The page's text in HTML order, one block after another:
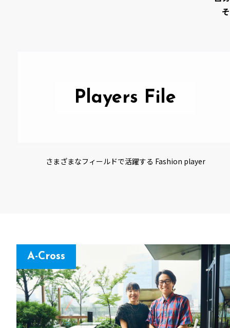
Players File
さまざまなフィールドで活躍する Fashion player
A-Cross